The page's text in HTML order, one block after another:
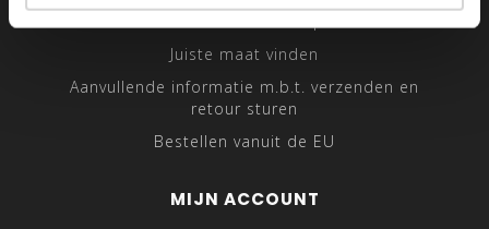
Juiste maat vinden
Aanvullende informatie m.b.t. verzenden en
retour sturen
Bestellen vanuit de EU
MIJN ACCOUNT